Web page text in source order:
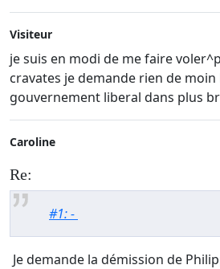
Visiteur
je suis en modi de me faire
cravates je demande rien de
gouvernement liberal dans plus
Caroline
Re:
#1: -
Je demande la démission de